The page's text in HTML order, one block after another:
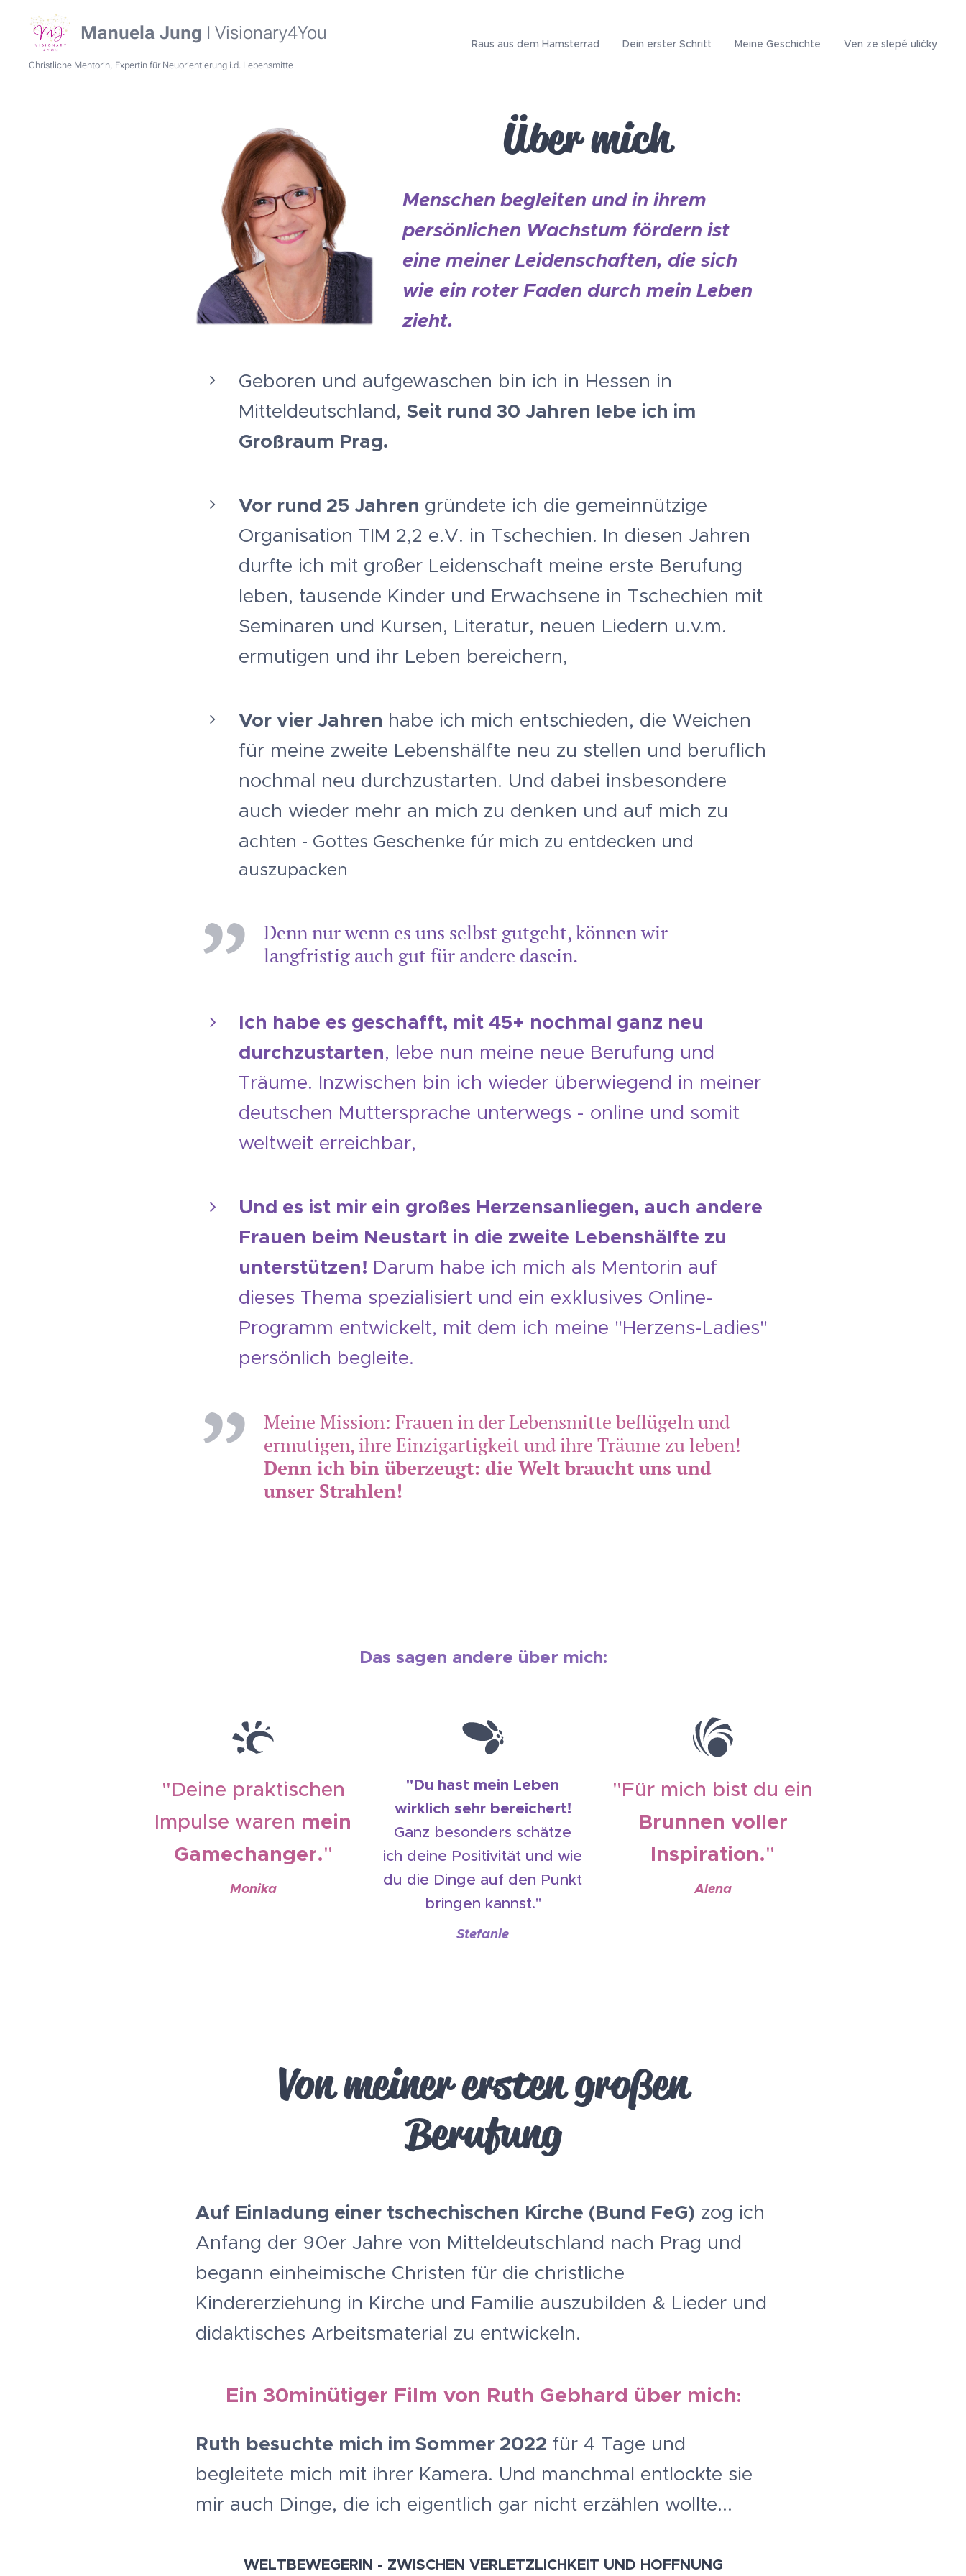
Manuela Jung I Visionary4You
Christliche Mentorin, Expertin für Neuorientierung i.d. Lebensmitte
Raus aus dem Hamsterrad Dein erster Schritt Meine Geschichte Ven ze slepé uličky
Über mich
Menschen begleiten und in ihrem
persönlichen Wachstum fördern ist
eine meiner Leidenschaften, die sich
wie ein roter Faden durch mein Leben
zieht.
Geboren und aufgewaschen bin ich in Hessen in
Mitteldeutschland, Seit rund 30 Jahren lebe ich im
Großraum Prag.
Vor rund 25 Jahren gründete ich die gemeinnützige
Organisation TIM 2,2 e.V. in Tschechien. In diesen Jahren
durfte ich mit großer Leidenschaft meine erste Berufung
leben, tausende Kinder und Erwachsene in Tschechien mit
Seminaren und Kursen, Literatur, neuen Liedern u.v.m.
ermutigen und ihr Leben bereichern,
Vor vier Jahren habe ich mich entschieden, die Weichen
für meine zweite Lebenshälfte neu zu stellen und beruflich
nochmal neu durchzustarten. Und dabei insbesondere
auch wieder mehr an mich zu denken und auf mich zu
achten - Gottes Geschenke fúr mich zu entdecken und
auszupacken
Denn nur wenn es uns selbst gutgeht, können wir
langfristig auch gut für andere dasein.
Ich habe es geschafft, mit 45+ nochmal ganz neu
durchzustarten, lebe nun meine neue Berufung und
Träume. Inzwischen bin ich wieder überwiegend in meiner
deutschen Muttersprache unterwegs - online und somit
weltweit erreichbar,
Und es ist mir ein großes Herzensanliegen, auch andere
Frauen beim Neustart in die zweite Lebenshälfte zu
unterstützen! Darum habe ich mich als Mentorin auf
dieses Thema spezialisiert und ein exklusives Online-
Programm entwickelt, mit dem ich meine "Herzens-Ladies"
persönlich begleite.
Meine Mission: Frauen in der Lebensmitte beflügeln und
ermutigen, ihre Einzigartigkeit und ihre Träume zu leben!
Denn ich bin überzeugt: die Welt braucht uns und
unser Strahlen!
Das sagen andere über mich:
"Deine praktischen
Impulse waren mein
Gamechanger."
Monika
"Du hast mein Leben
wirklich sehr bereichert!
Ganz besonders schätze
ich deine Positivität und wie
du die Dinge auf den Punkt
bringen kannst."
Stefanie
"Für mich bist du ein
Brunnen voller
Inspiration."
Alena
Von meiner ersten großen
Berufung
Auf Einladung einer tschechischen Kirche (Bund FeG) zog ich
Anfang der 90er Jahre von Mitteldeutschland nach Prag und
begann einheimische Christen für die christliche
Kindererziehung in Kirche und Familie auszubilden & Lieder und
didaktisches Arbeitsmaterial zu entwickeln.
Ein 30minütiger Film von Ruth Gebhard über mich:
Ruth besuchte mich im Sommer 2022 für 4 Tage und
begleitete mich mit ihrer Kamera. Und manchmal entlockte sie
mir auch Dinge, die ich eigentlich gar nicht erzählen wollte...
WELTBEWEGERIN - ZWISCHEN VERLETZLICHKEIT UND HOFFNUNG